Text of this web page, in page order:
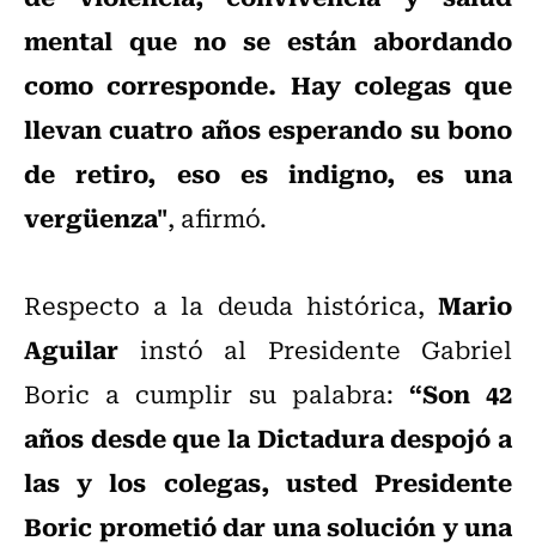
mental que no se están abordando
como corresponde. Hay colegas que
llevan cuatro años esperando su bono
de retiro, eso es indigno, es una
vergüenza", afirmó.
Respecto a la deuda histórica, Mario
Aguilar instó al Presidente Gabriel
Boric a cumplir su palabra: “Son 42
años desde que la Dictadura despojó a
las y los colegas, usted Presidente
Boric prometió dar una solución y una